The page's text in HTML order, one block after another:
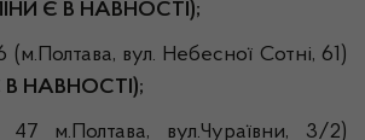
Є В НАВНОСТІ);
вул. Небесної Сотні, 61)
В НАВНОСТІ);
м.Полтава, вул.Чураївни, 3/2)